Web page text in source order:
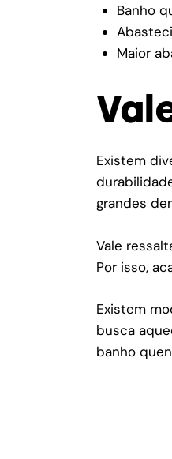
Banho
Maior
Existem
grandes
Vale
Por isso,
Existem
busca
banho